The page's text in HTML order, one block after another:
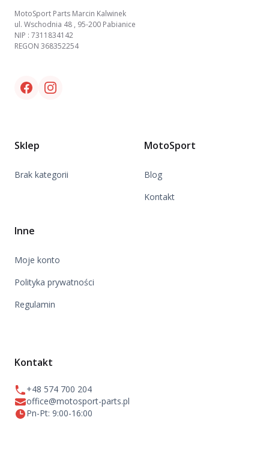
MotoSport Parts Marcin Kalwinek
ul. Wschodnia 48 , 95-200 Pabianice
NIP : 7311834142
REGON 368352254
Facebook link
Instagram link
Sklep
Brak kategorii
MotoSport
Blog
Kontakt
Inne
Moje konto
Polityka prywatności
Regulamin
Kontakt
+48 574 700 204
office@motosport-parts.pl
Pn-Pt: 9:00-16:00